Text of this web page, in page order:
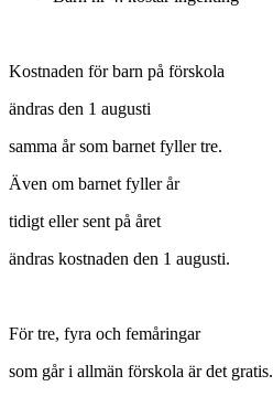
Kostnaden för barn på förskola
ändras den 1 augusti
samma år som barnet fyller tre.
Även om barnet fyller år
tidigt eller sent på året
ändras kostnaden den 1 augusti.
För tre, fyra och femåringar
som går i allmän förskola är det gratis.